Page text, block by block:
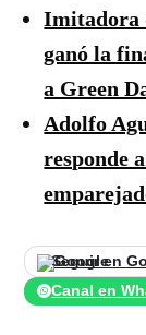
Imitadora
ganó la
a Green
Adolfo
responde
Seguir en
Canal en